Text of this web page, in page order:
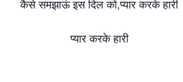
कैसे समझाऊं इस दिल को,प्यार करके हारी
प्यार करके हारी